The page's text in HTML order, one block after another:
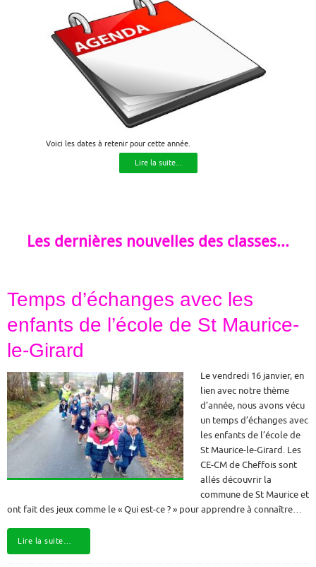
Voici les dates à retenir pour cette année.
Lire la suite...
Les dernières nouvelles des classes...
Temps d’échanges avec les
enfants de l’école de St Maurice-
le-Girard
Le vendredi 16 janvier, en
lien avec notre thème
d’année, nous avons vécu
un temps d’échanges avec
les enfants de l’école de
St Maurice-le-Girard. Les
CE-CM de Cheffois sont
allés découvrir la
commune de St Maurice et
ont fait des jeux comme le « Qui est-ce ? » pour apprendre à connaître…
Lire la suite…